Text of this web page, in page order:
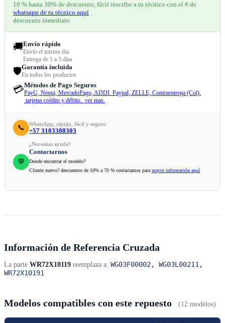
10 % hasta 30% de descuento, fácil inscribe a tu técnico con el # de
whatsapp de tu técnico aquí
descuento inmediato
🚚Envío rápido
Envío el mismo dia
Entrega de 1 a 3 días
🛡️Garantía incluida
En todos los productos
💳Métodos de Pago Seguros
PayU, Nequi, MercadoPago, ADDI. Paypal, ZELLE, Contraentrega (Col).
tarjetas crédito y débito. ver mas..
📞 WhatsApp, rápido, fácil y seguro
+57 3103388303
💬
¿Necesitas ayuda?
Contactarnos
Donde encontrar el modelo?
Cliente nuevo? descuentos de 10% a 70 % contactamos para mayor información aquí
Información de Referencia Cruzada
La parte WR72X10119 reemplaza a: WG03F00002, WG03L00211,
WR72X10191
Modelos compatibles con este repuesto (12 modelos)